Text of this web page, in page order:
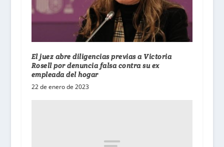
El juez abre diligencias previas a Victoria
Rosell por denuncia falsa contra su ex
empleada del hogar
22 de enero de 2023